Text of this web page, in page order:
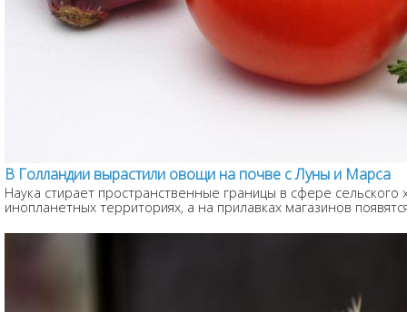
В Голландии вырастили овощи на почве с Луны и Марса
Наука стирает пространственные границы в сфере
инопланетных территориях, а на прилавках магазинов